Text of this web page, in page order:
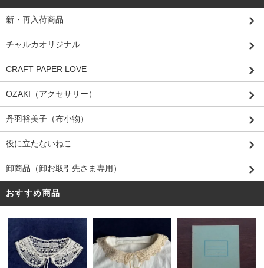
新・再入荷商品
チャルカオリジナル
CRAFT PAPER LOVE
OZAKI（アクセサリー）
丹羽裕美子（布小物）
役に立たないねこ
卸商品（卸お取引先さま専用）
おすすめ商品